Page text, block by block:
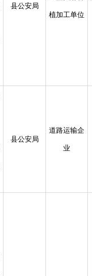
县公安局
植加工单位
县公安局
道路运输企
业